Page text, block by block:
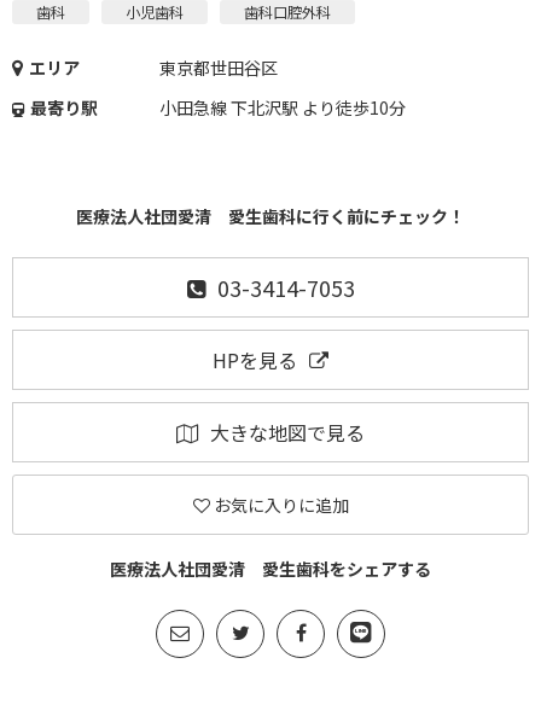
歯科 小児歯科 歯科口腔外科
エリア
東京都世田谷区
最寄り駅
小田急線 下北沢駅 より徒歩10分
医療法人社団愛清 愛生歯科に行く前にチェック！
03-3414-7053
HPを見る
大きな地図で見る
お気に入りに追加
医療法人社団愛清 愛生歯科をシェアする